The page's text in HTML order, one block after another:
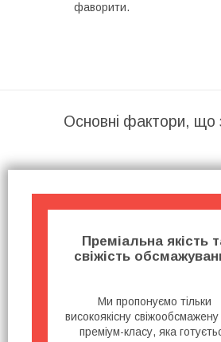
фаворити.
Основні фактори, що
Преміальна якість
свіжість
Ми пропонуємо тільки
високоякісну свіжообсмажену
преміум-класу, яка